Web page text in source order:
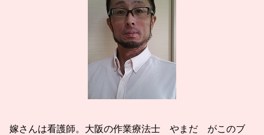
嫁さんは看護師。大阪の作業療法士 やまだ がこのブ